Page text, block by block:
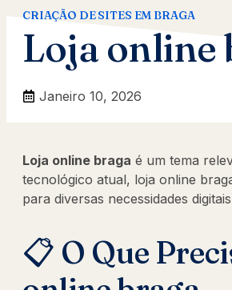
CRIAÇÃO DE SITES EM BRAGA
Loja online
Janeiro 10, 2026
Loja online braga é um tema
tecnológico atual, loja online
para diversas necessidades
📋 O Que